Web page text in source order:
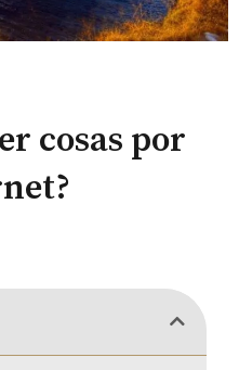
cosas por